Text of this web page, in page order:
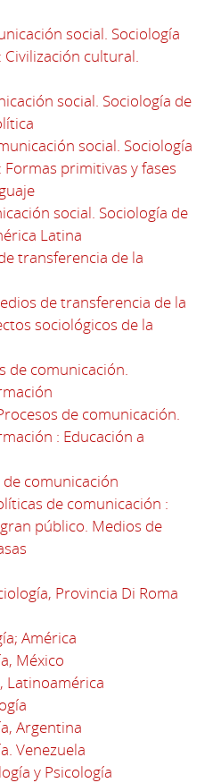
social. Sociología
cultural.
social. Sociología de
social. Sociología
primitivas y fases
social. Sociología de
Latina
transferencia de la
de transferencia de la
sociológicos de la
de comunicación.
de comunicación.
: Educación a
comunicación
de comunicación :
público. Medios de
Provincia Di Roma
América
México
Latinoamérica
Argentina
Venezuela
y Psicología